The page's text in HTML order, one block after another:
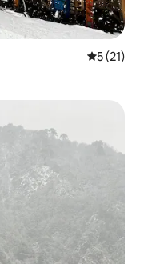
5 (21)